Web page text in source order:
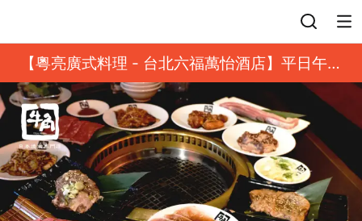
【粵亮廣式料理 - 台北六福萬怡酒店】平日午餐
8 折起｜靓港點套餐